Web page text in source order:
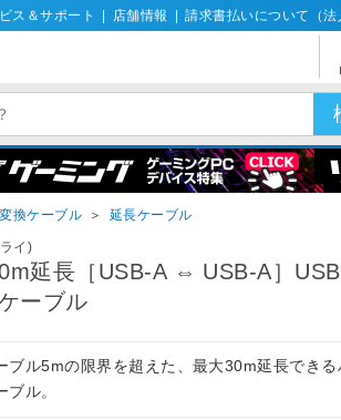
ス＆サポート 店舗情報 請求書払いについて（法
換ケーブル ＞ 延長ケーブル
イ)
延長［USB-A ⇔ USB-A］USB
ーブル
ブル5mの限界を超えた、最大30m延長できる
ル。